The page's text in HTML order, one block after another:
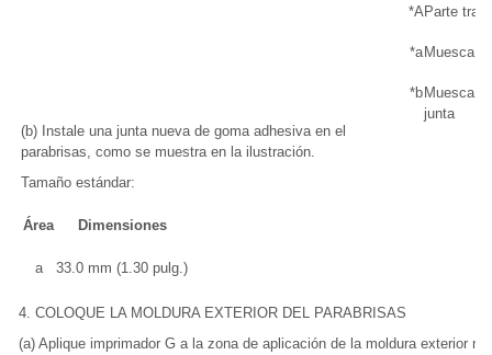
(b) Instale una junta nueva de goma adhesiva en el
parabrisas, como se muestra en la ilustración.
Tamaño estándar:
Área Dimensiones
a 33.0 mm (1.30 pulg.)
*AParte
*a Muesca
*b Muesca
junta
4. COLOQUE LA MOLDURA EXTERIOR DEL PARABRISAS
(a) Aplique imprimador G a la zona de aplicación de la moldura exterior